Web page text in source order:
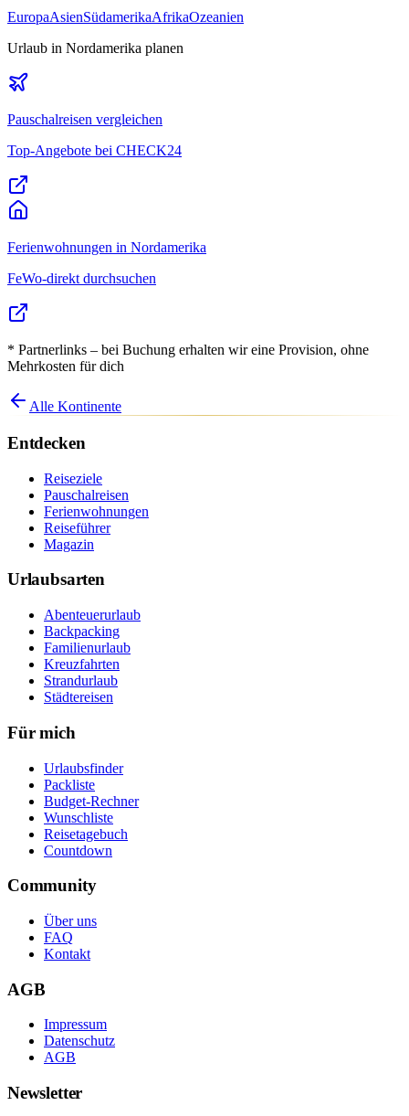
EuropaAsienSüdamerikaAfrikaOzeanien
Urlaub in Nordamerika planen
Pauschalreisen vergleichen
Top-Angebote bei CHECK24
Ferienwohnungen in Nordamerika
FeWo-direkt durchsuchen
* Partnerlinks – bei Buchung erhalten wir eine Provision, ohne
Mehrkosten für dich
Alle Kontinente
Entdecken
Reiseziele
Pauschalreisen
Ferienwohnungen
Reiseführer
Magazin
Urlaubsarten
Abenteuerurlaub
Backpacking
Familienurlaub
Kreuzfahrten
Strandurlaub
Städtereisen
Für mich
Urlaubsfinder
Packliste
Budget-Rechner
Wunschliste
Reisetagebuch
Countdown
Community
Über uns
FAQ
Kontakt
AGB
Impressum
Datenschutz
AGB
Newsletter